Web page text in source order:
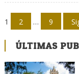
de
entradas
1 2 … 9
ÚLTIMAS